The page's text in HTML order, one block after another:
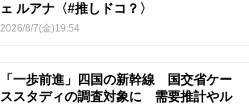
ェ ルアナ〈#推しドコ？〉
2026/8/7(金)19:54
「一歩前進」四国の新幹線 国交省ケー
ススタディの調査対象に 需要推計やル